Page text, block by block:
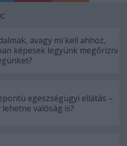
avagy mi kell ahhoz,
képesek legyünk megőrizni
egészségügyi ellátás –
lehetne valóság is?